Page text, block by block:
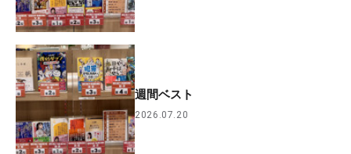
週間ベスト
2026.07.20